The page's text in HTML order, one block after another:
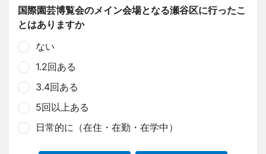
国際園芸博覧会のメイン会場となる瀬谷区に行ったこ
とはありますか
ない
1.2回ある
3.4回ある
5回以上ある
日常的に（在住・在勤・在学中）